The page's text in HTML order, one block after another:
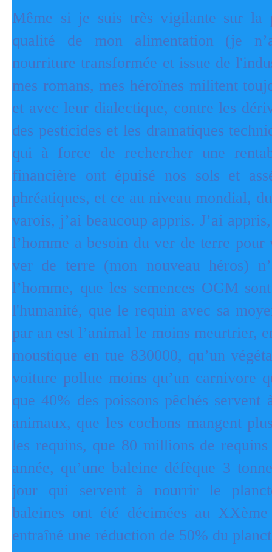
Même si je suis très vigilante sur la
qualité de mon alimentation (je
nourriture transformée et issue de
mes romans, mes héroïnes militent
et avec leur dialectique, contre les
des pesticides et les dramatiques
qui à force de rechercher une
financière ont épuisé nos sols et
phréatiques, et ce au niveau mondial,
varois, j’ai beaucoup appris. J’ai
l’homme a besoin du ver de terre
ver de terre (mon nouveau héros)
l’homme, que les semences OGM
l'humanité, que le requin avec sa
par an est l’animal le moins meurtrier,
moustique en tue 830000, qu’un
voiture pollue moins qu’un carnivore
que 40% des poissons pêchés servent
animaux, que les cochons mangent
les requins, que 80 millions de requins
année, qu’une baleine défèque 3
jour qui servent à nourrir le
baleines ont été décimées au
entraîné une réduction de 50% du